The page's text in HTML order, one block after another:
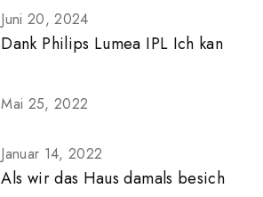
Juni 20, 2024
Dank Philips Lumea IPL Ich kan
Mai 25, 2022
Januar 14, 2022
Als wir das Haus damals besich